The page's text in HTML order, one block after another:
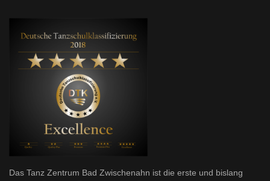
Das Tanz Zentrum Bad Zwischenahn ist die erste und bislang